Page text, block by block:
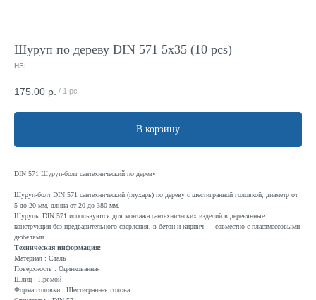
Шуруп по дереву DIN 571 5x35 (10 pcs)
HSI
175.00 р. / 1 pc
В корзину
DIN 571 Шуруп-болт сантехнический по дереву
Шуруп-болт DIN 571 сантехнический (глухарь) по дереву с шестигранной головкой, диаметр от
5 до 20 мм, длина от 20 до 380 мм.
Шурупы DIN 571 используются для монтажа сантехнических изделий в деревянные
конструкции без предварительного сверления, в бетон и кирпич — совместно с пластмассовыми
дюбелями
Техническая информация:
Материал : Сталь
Поверхность : Оцинкованная
Шлиц : Прямой
Форма головки : Шестигранная голова